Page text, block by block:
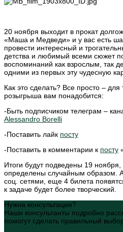
20 ноября выходит в прокат
«Маша и Медведи» и у вас есть
провести интересный и
детства и любимый всеми сюжет
воспоминаний как взрослым, так
одними из первых эту чудесную
Как это сделать? Все просто – для
розыгрыша вам понадобится:
-Быть подписчиком телеграм –
Alessandro Borelli
-Поставить лайк посту
-Поставить в комментарии к посту
Итоги будут подведены 19 ноября,
определены случайным образом.
соц. сетями, еще 4 билета
к задаче будет более творческий.
Нужна консультация?
Наши консультанты подробно
помогут сделать правильный